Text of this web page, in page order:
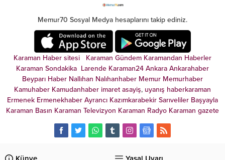
enerji depolama tesisleri dolu
mali disiplin ve kalıcı fiyat istikrarı
hedefinden taviz verilmeyeceğini
vurguladı.
Memur70 Sosyal Medya hesaplarını takip ediniz.
Karaman Haber sitesi Karaman Gündem Karamandan Haberler
Karaman Sondakika Larende Karaman24 Ankara Ankarahaber
Beyparı Haber Nallıhan Nalıhanhaber Memur Memurhaber
Kamuhaber Kamudanhaber imaret asayiş, uyanış haberkaraman
Ermenek Ermenekhaber Ayrancı Kazımkarabekir Sarıveliler Başyayla
Karaman Basın Karaman Televizyon Karaman Radyo Karaman gazete